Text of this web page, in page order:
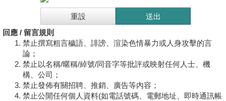
回應 / 留言規則
禁止撰寫粗言穢語、誹謗、渲染色情暴力或人身攻擊的言
論；
禁止以名稱/暱稱/綽號/同音字等批評或映射任何人士、機
構、公司；
禁止發佈有關招聘、推銷、廣告等內容；
禁止公開任何個人資料(如電話號碼、電郵地址、即時通訊帳